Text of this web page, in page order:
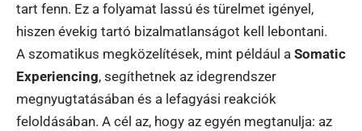
tart fenn. Ez a folyamat lassú és türelmet igényel,
hiszen évekig tartó bizalmatlanságot kell lebontani.
A szomatikus megközelítések, mint például a Somatic
Experiencing, segíthetnek az idegrendszer
megnyugtatásában és a lefagyási reakciók
feloldásában. A cél az, hogy az egyén megtanulja: az